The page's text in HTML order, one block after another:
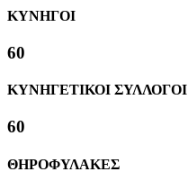
ΚΥΝΗΓΟΙ
63
ΚΥΝΗΓΕΤΙΚΟΙ ΣΥΛΛΟΓΟΙ
63
ΘΗΡΟΦΥΛΑΚΕΣ